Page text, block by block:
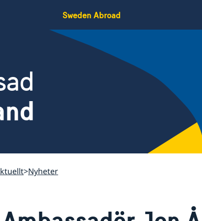
Sweden Abroad
Nyheter